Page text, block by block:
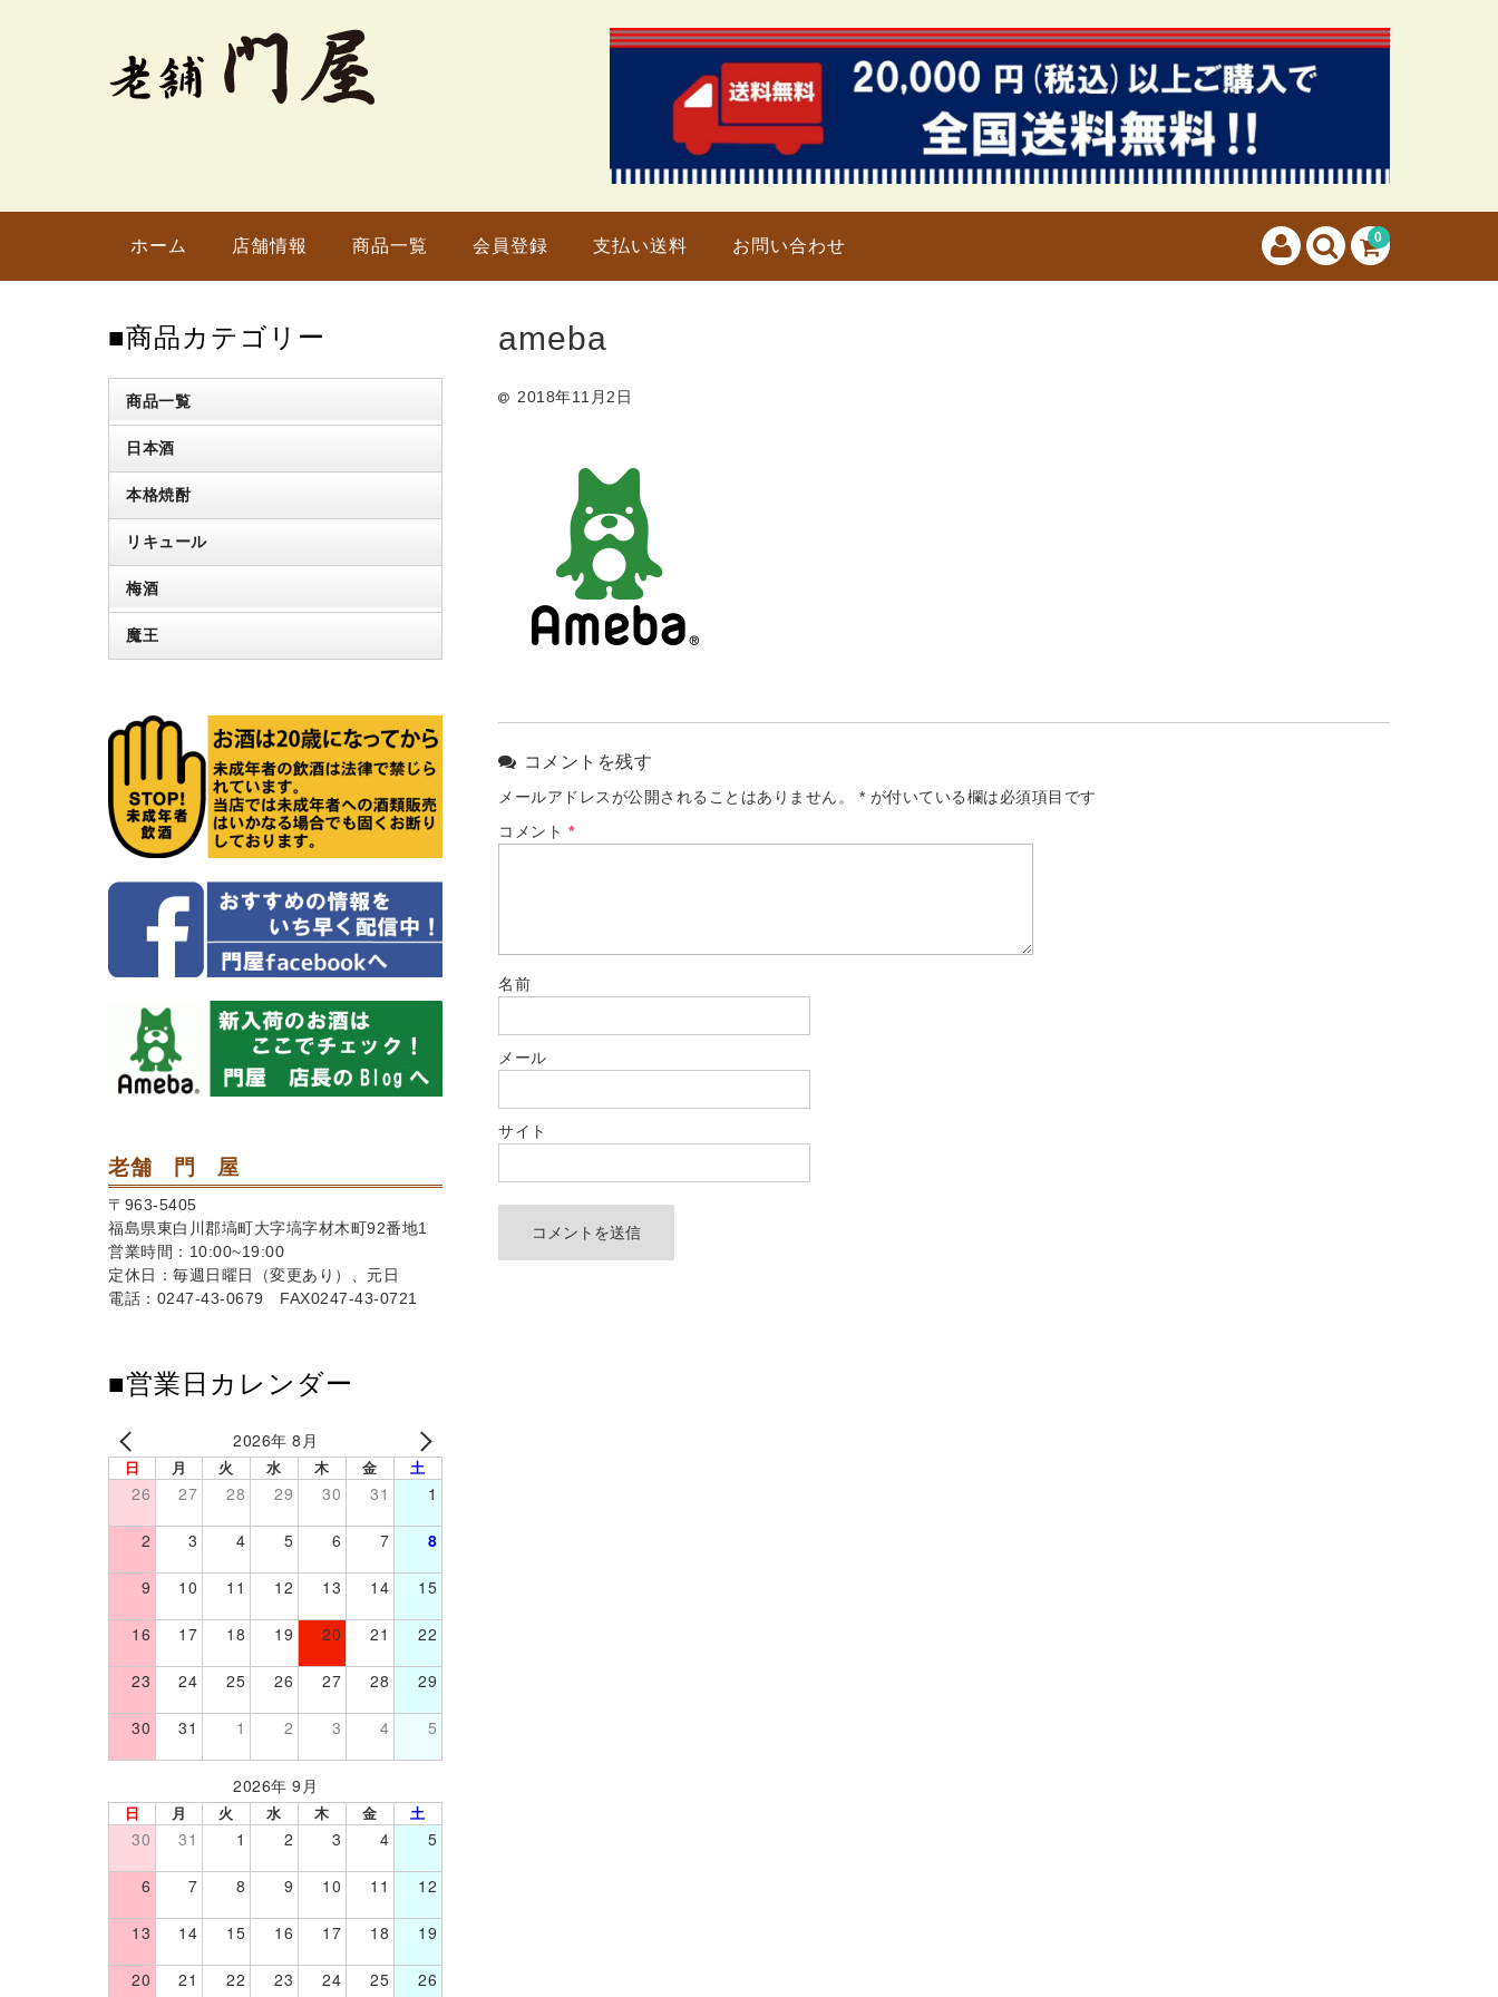
0
只今、カートに商品はございません。
ホーム 店舗情報 商品一覧 会員登録 支払い送料 お問い合わせ
ameba
2018年11月2日
コメントを残す
メールアドレスが公開されることはありません。 * が付いている欄は必須項目です
コメント *
名前
メール
サイト
■商品カテゴリー
商品一覧
日本酒
本格焼酎
リキュール
梅酒
魔王
老舗 門 屋
〒963-5405
福島県東白川郡塙町大字塙字材木町92番地1
営業時間：10:00~19:00
定休日：毎週日曜日（変更あり）、元日
電話：0247-43-0679 FAX0247-43-0721
■営業日カレンダー
2026年 8月
日 月 火 水 木 金 土
26 27 28 29 30 31 1
2 3 4 5 6 7 8
9 10 11 12 13 14 15
16 17 18 19 20 21 22
23 24 25 26 27 28 29
30 31 1 2 3 4 5
2026年 9月
日 月 火 水 木 金 土
30 31 1 2 3 4 5
6 7 8 9 10 11 12
13 14 15 16 17 18 19
20 21 22 23 24 25 26